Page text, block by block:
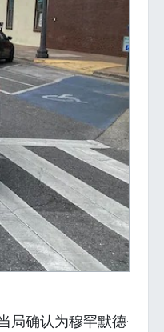
局确认为穆罕默德·